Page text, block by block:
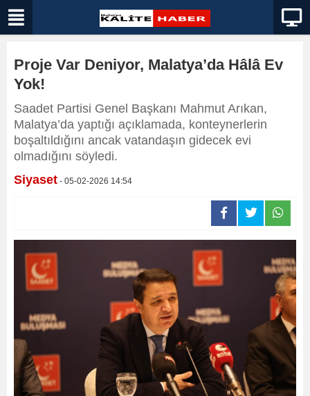
Proje Var Deniyor, Malatya’da Hâlâ Ev
Yok!
Saadet Partisi Genel Başkanı Mahmut Arıkan,
Malatya’da yaptığı açıklamada, konteynerlerin
boşaltıldığını ancak vatandaşın gidecek evi
olmadığını söyledi.
Siyaset - 05-02-2026 14:54